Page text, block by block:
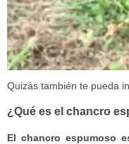
Quizás también te pueda
¿Qué es el chancro
El chancro espumoso